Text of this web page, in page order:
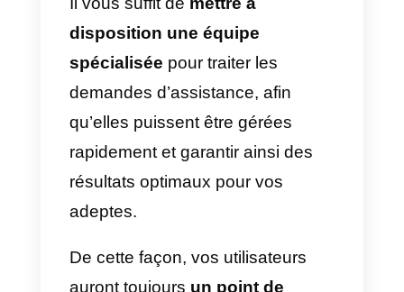
2) Ajoutez un call to action
« Envoyer un message » aux
posts et histoires du feed:
toujours dans le texte, afin que
followers de votre page puissent
interagir avec vous au moment
étude des hashtags à utiliser